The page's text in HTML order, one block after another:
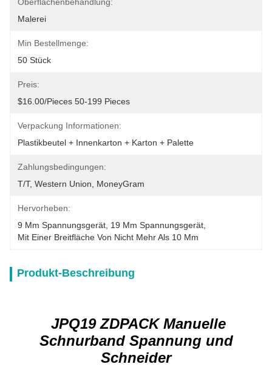
Malerei
Min Bestellmenge:
50 Stück
Preis:
$16.00/pieces 50-199 Pieces
Verpackung Informationen:
Plastikbeutel + Innenkarton + Karton + Palette
Zahlungsbedingungen:
T/T, Western Union, MoneyGram
Hervorheben:
9 Mm Spannungsgerät 19 Mm Spannungsgerät
Mit Einer Breitfläche Von Nicht Mehr Als 10 Mm
Produkt-Beschreibung
JPQ19 ZDPACK Manuelle
Schnurband Spannung und
Schneider